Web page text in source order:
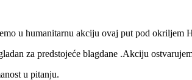
u humanitarnu akciju ovaj put pod
za predstojeće blagdane .Akciju
u pitanju.